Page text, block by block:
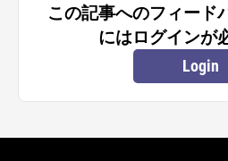
この記事へのフィード
にはログインが
Login